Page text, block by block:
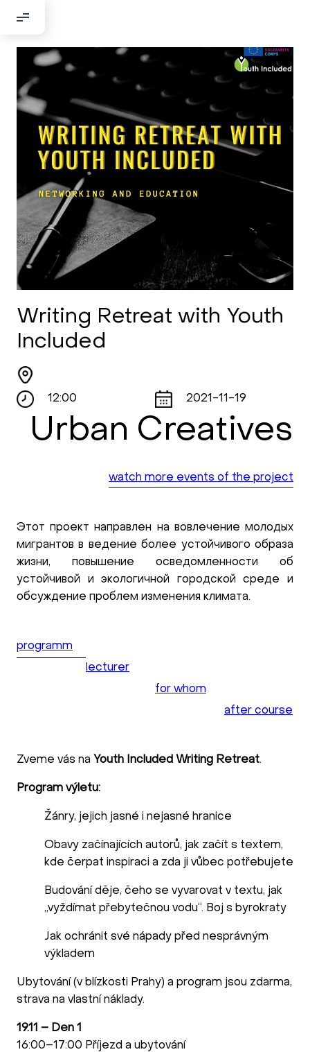
Добрый день!
Если вы хотите с нами связаться,
пожалуйста, контактируйте нас:
По адресу:
Kontaktní e-mail:
youthincluded@gmail.com
Или в соцсети Telegram:
@Interkulturnipracepraha14
Writing Retreat with Youth
Included
12:00 2021-11-19
Urban Creatives
watch more events of the project
Этот проект направлен на вовлечение молодых
мигрантов в ведение более устойчивого образа
жизни, повышение осведомленности об
устойчивой и экологичной городской среде и
обсуждение проблем изменения климата.
programm
lecturer
for whom
after course
Zveme vás na Youth Included Writing Retreat.
Program výletu:
Žánry, jejich jasné i nejasné hranice
Obavy začínajících autorů, jak začít s textem,
kde čerpat inspiraci a zda ji vůbec potřebujete
Budování děje, čeho se vyvarovat v textu, jak
„vyždímat přebytečnou vodu“. Boj s byrokraty
Jak ochránit své nápady před nesprávným
výkladem
Ubytování (v blízkosti Prahy) a program jsou zdarma,
strava na vlastní náklady.
19.11 – Den 1
16:00–17:00 Příjezd a ubytování